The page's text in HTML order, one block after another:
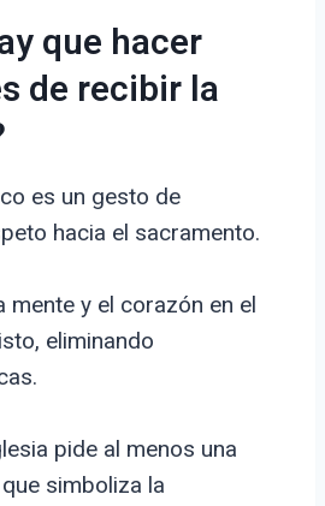
que hacer
de recibir la
es un gesto de
hacia el sacramento.
mente y el corazón en el
eliminando
pide al menos una
simboliza la